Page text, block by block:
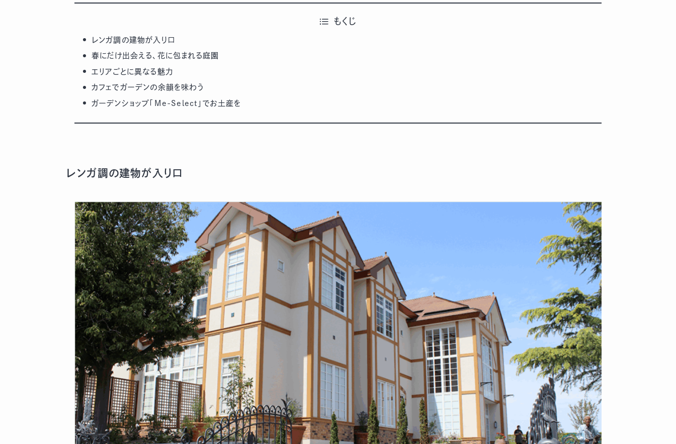
もくじ
レンガ調の建物が入り口
春にだけ出会える、花に包まれる庭園
エリアごとに異なる魅力
カフェでガーデンの余韻を味わう
ガーデンショップ「Me-Select」でお土産を
レンガ調の建物が入り口